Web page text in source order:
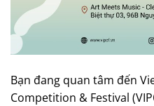
Bạn đang quan tâm đến
Competition & Festival